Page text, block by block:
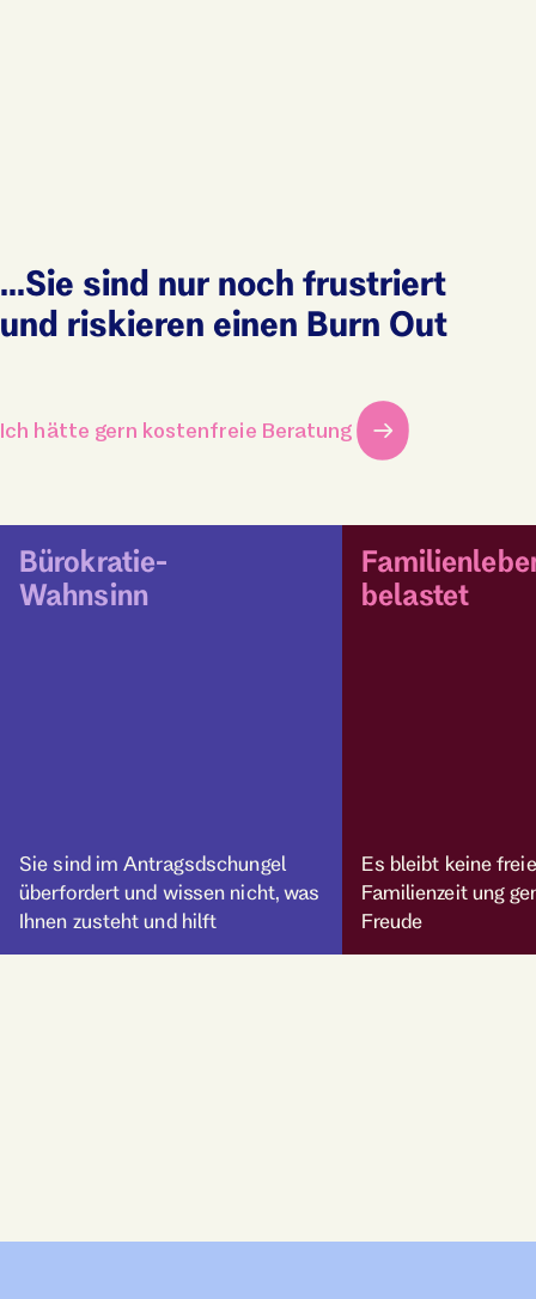
...Sie sind nur noch frustriert
und riskieren einen Burn Out
Ich hätte gern kostenfreie Beratung
Bürokratie-
Wahnsinn
Sie sind im Antragsdschungel
überfordert und wissen nicht, was
Ihnen zusteht und hilft
belastet
Es bleibt keine
Familienzeit ung
Freude